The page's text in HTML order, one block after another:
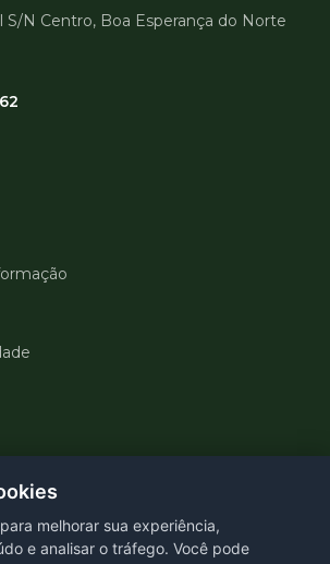
N Centro, Boa Esperança do Norte
melhorar sua experiência,
e analisar o tráfego. Você pode